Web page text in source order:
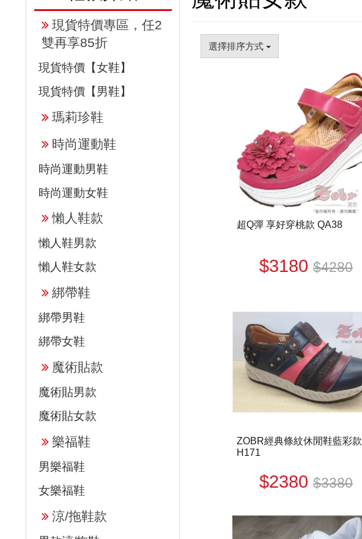
現貨特價專區，任2
雙再享85折
現貨特價【女鞋】
現貨特價【男鞋】
瑪莉珍鞋
時尚運動鞋
時尚運動男鞋
時尚運動女鞋
懶人鞋款
懶人鞋男款
懶人鞋女款
綁帶鞋
綁帶男鞋
綁帶女鞋
魔術貼款
魔術貼男款
魔術貼女款
樂福鞋
男樂福鞋
女樂福鞋
涼/拖鞋款
選擇排序方式
超Q彈 享好穿桃款 QA38
$3180$4280
ZOBR經典條紋休閒鞋藍彩款
H171
$2380$3380